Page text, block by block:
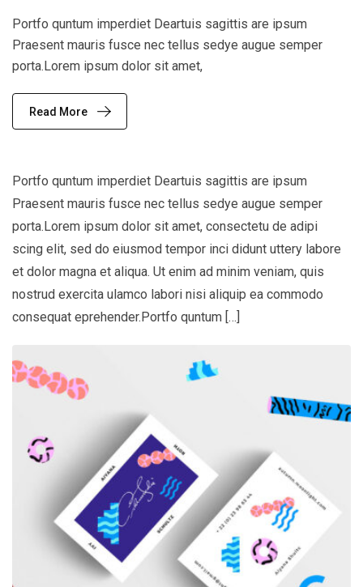
Portfo quntum imperdiet Deartuis sagittis are ipsum
Praesent mauris fusce nec tellus sedye augue semper
porta.Lorem ipsum dolor sit amet,
Read More
Portfo quntum imperdiet Deartuis sagittis are ipsum
Praesent mauris fusce nec tellus sedye augue semper
porta.Lorem ipsum dolor sit amet, consectetu de adipi
scing elit, sed do eiusmod tempor inci didunt uttery labore
et dolor magna et aliqua. Ut enim ad minim veniam, quis
nostrud exercita ulamco labori nisi aliquip ea commodo
consequat eprehender.Portfo quntum […]